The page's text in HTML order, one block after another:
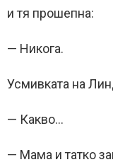
и тя прошепна:
— Никога.
Усмивката на
— Какво…
— Мама и татко